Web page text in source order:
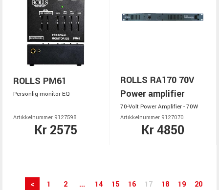
ROLLS PM61
Personlig monitor EQ
Artikkelnummer 9127598
Kr 2575
ROLLS RA170 70V
Power amplifier
70-Volt Power Amplifier - 70W
Artikkelnummer 9127070
Kr 4850
< 1 2 ... 14 15 16 17 18 19
20